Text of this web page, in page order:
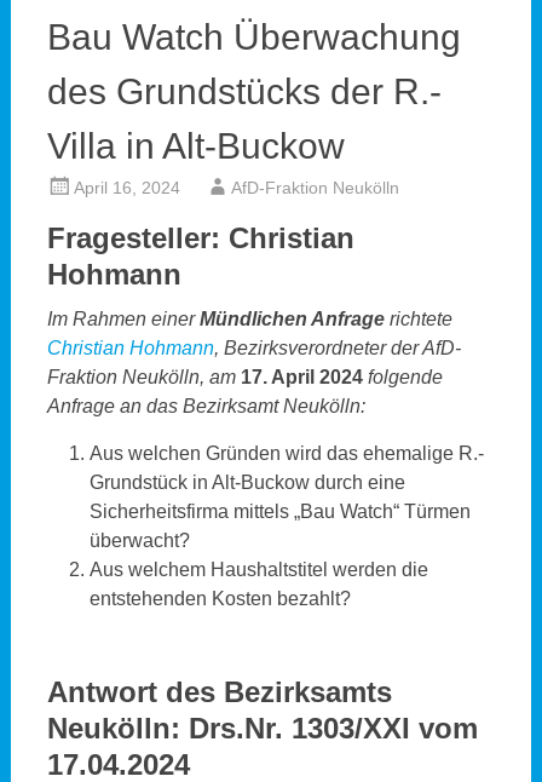
Bau Watch Überwachung
des Grundstücks der R.-
Villa in Alt-Buckow
April 16, 2024 AfD-Fraktion Neukölln
Fragesteller: Christian
Hohmann
Im Rahmen einerMündlichen Anfragerichtete
Christian Hohmann, Bezirksverordneter der AfD-
Fraktion Neukölln, am 17. April 2024folgende
Anfrage an das Bezirksamt Neukölln:
Aus welchen Gründen wird das ehemalige R.-
Grundstück in Alt-Buckow durch eine
Sicherheitsfirma mittels „Bau Watch“ Türmen
überwacht?
Aus welchem Haushaltstitel werden die
entstehenden Kosten bezahlt?
Antwort des Bezirksamts
Neukölln: Drs.Nr. 1303/XXI vom
17.04.2024